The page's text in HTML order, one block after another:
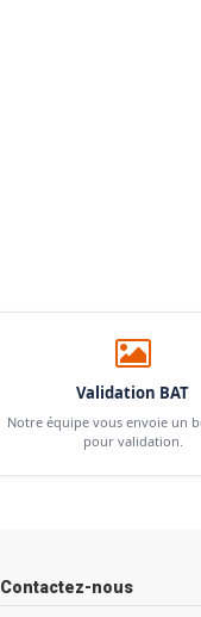
Validation BAT
Notre équipe vous envoie un
pour validation.
Contactez-nous